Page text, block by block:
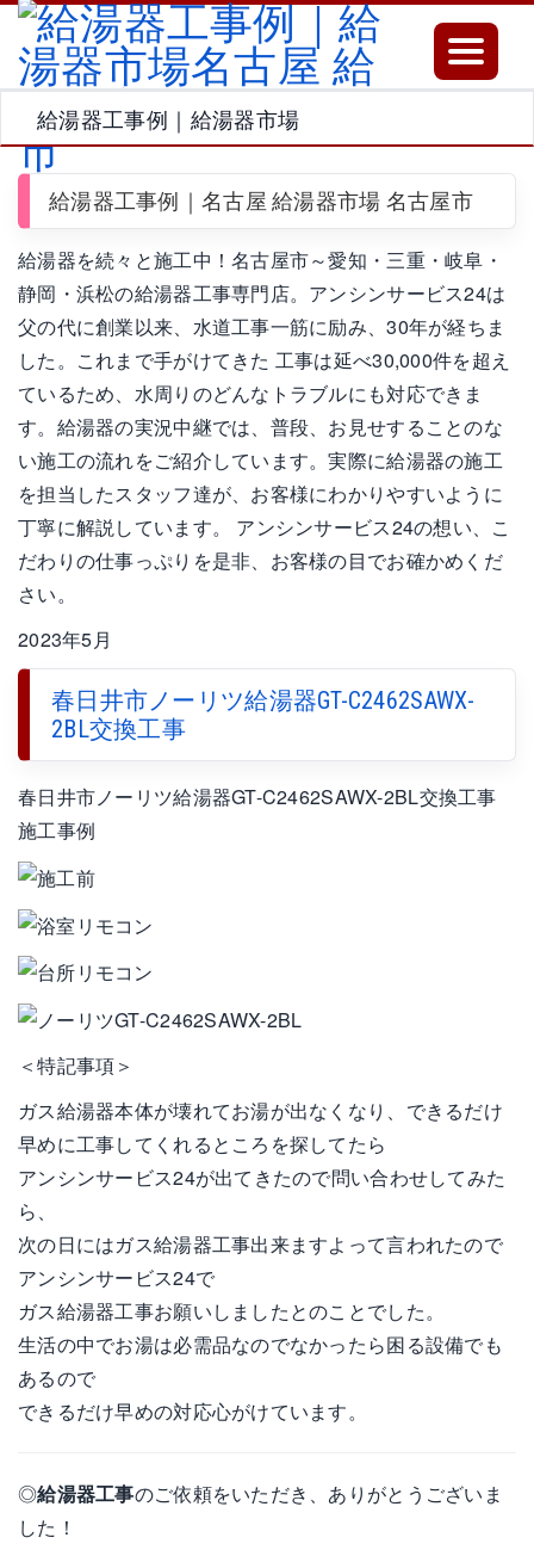
Toggle
給湯器工事例｜給湯器市場
給湯器工事例｜名古屋 給湯器市場 名古屋市
給湯器を続々と施工中！名古屋市～愛知・三重・岐阜・
静岡・浜松の給湯器工事専門店。アンシンサービス24は
父の代に創業以来、水道工事一筋に励み、30年が経ちま
した。これまで手がけてきた 工事は延べ30,000件を超え
ているため、水周りのどんなトラブルにも対応できま
す。給湯器の実況中継では、普段、お見せすることのな
い施工の流れをご紹介しています。実際に給湯器の施工
を担当したスタッフ達が、お客様にわかりやすいように
丁寧に解説しています。 アンシンサービス24の想い、こ
だわりの仕事っぷりを是非、お客様の目でお確かめくだ
さい。
2023年5月
春日井市ノーリツ給湯器GT-C2462SAWX-
2BL交換工事
春日井市ノーリツ給湯器GT-C2462SAWX-2BL交換工事
施工事例
＜特記事項＞
ガス給湯器本体が壊れてお湯が出なくなり、できるだけ
早めに工事してくれるところを探してたら
アンシンサービス24が出てきたので問い合わせしてみた
ら、
次の日にはガス給湯器工事出来ますよって言われたので
アンシンサービス24で
ガス給湯器工事お願いしましたとのことでした。
生活の中でお湯は必需品なのでなかったら困る設備でも
あるので
できるだけ早めの対応心がけています。
◎給湯器工事のご依頼をいただき、ありがとうございま
した！